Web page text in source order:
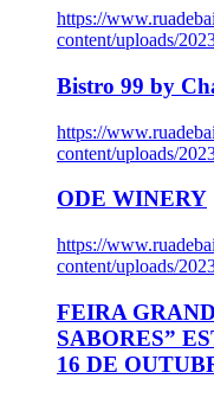
https://
content/uploads/
Bistro 99 by
https://
content/uploads/
ODE WINERY
https://
content/uploads/
FEIRA
SABORES”
16 DE